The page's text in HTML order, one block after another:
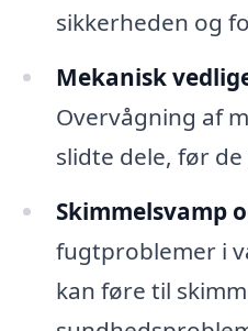
sikkerheden og
Mekanisk
Overvågning af
slidte dele, før
Skimmelsvamp
fugtproblemer i
kan føre til